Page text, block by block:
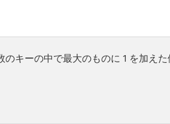
キーの中で最大のものに 1 を加えた